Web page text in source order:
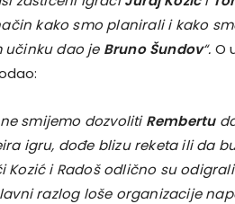
kako smo planirali i kako
učinku dao je Bruno Šundov“. O
smijemo dozvolitiRembertu
igru, dođe blizu reketa ili da
Kozić i Radoš odlično su
razlog loše organizacije